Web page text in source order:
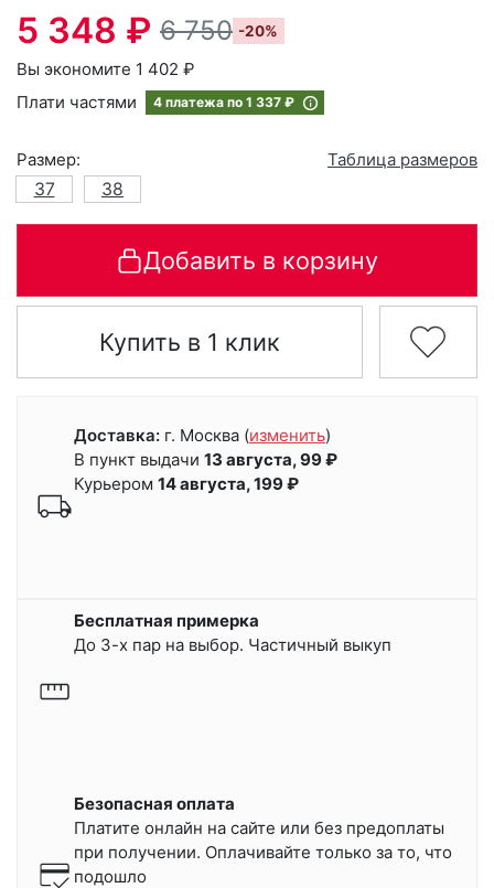
5 348 ₽ 6 750 -20%
Вы экономите 1 402 ₽
Плати частями
4 платежа по 1 337 ₽
Размер:
Таблица размеров
37
38
Добавить в корзину
Купить в 1 клик
Доставка: г. Москва (изменить)
В пункт выдачи 13 августа, 99 ₽
Курьером 14 августа, 199 ₽
Бесплатная примерка
До 3-х пар на выбор. Частичный выкуп
Безопасная оплата
Платите онлайн на сайте или без предоплаты
при получении. Оплачивайте только за то, что
подошло